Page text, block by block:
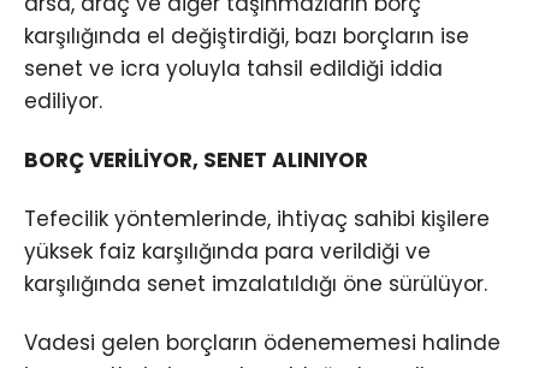
karşılığında el değiştirdiği, bazı borçların ise
senet ve icra yoluyla tahsil edildiği iddia
ediliyor.
BORÇ VERİLİYOR, SENET ALINIYOR
Tefecilik yöntemlerinde, ihtiyaç sahibi kişilere
yüksek faiz karşılığında para verildiği ve
karşılığında senet imzalatıldığı öne sürülüyor.
Vadesi gelen borçların ödenememesi halinde